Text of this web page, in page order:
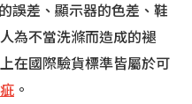
誤差、顯示器的色差、鞋
為不當洗滌而造成的褪
在國際驗貨標準皆屬於可
。